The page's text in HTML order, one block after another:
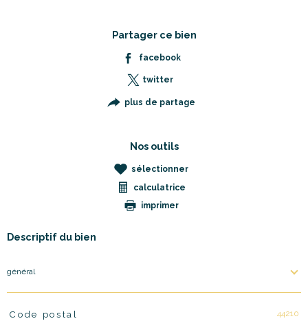
Partager ce bien
facebook
twitter
plus de partage
Nos outils
sélectionner
calculatrice
imprimer
Descriptif du bien
général
TRAD_PAMPERO_Caracteristique
Code postal 44210